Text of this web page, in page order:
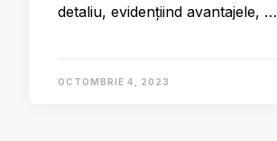
detaliu, evidențiind avantajele, …
OCTOMBRIE 4, 2023